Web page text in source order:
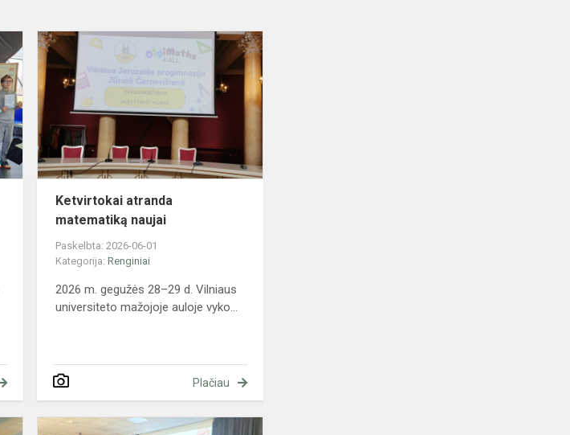
Užverčiame
puslapį,
bet
ne
meilę
knygoms
Ketvirtokai
matematiką
Ketvirtokai atranda
matematiką naujai
Paskelbta: 2026-06-01
Kategorija:Renginiai
2026 m. gegužės 28–29 d. Vilniaus
universiteto mažojoje auloje vyko...
Plačiau
Pamoka